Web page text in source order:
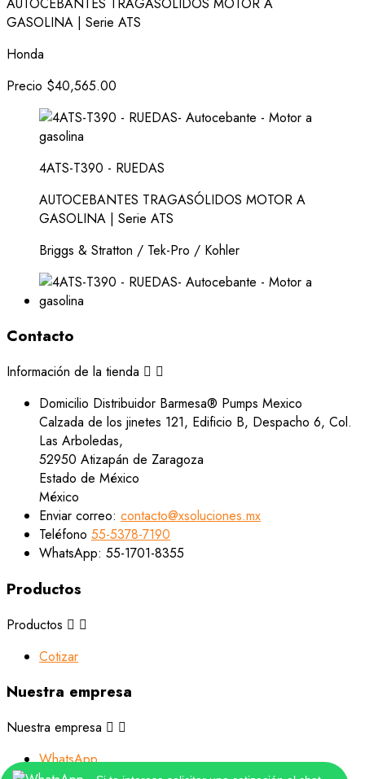
GASOLINA | Serie ATS
Honda
Precio $40,565.00
4ATS-T390 - RUEDAS
AUTOCEBANTES TRAGASÓLIDOS MOTOR A
GASOLINA | Serie ATS
Briggs & Stratton / Tek-Pro / Kohler
Contacto
Información de la tienda  
Domicilio Distribuidor Barmesa® Pumps Mexico
Calzada de los jinetes 121, Edificio B, Despacho 6, Col.
Las Arboledas,
52950 Atizapán de Zaragoza
Estado de México
México
Enviar correo: contacto@xsoluciones.mx
Teléfono 55-5378-7190
WhatsApp: 55-1701-8355
Productos
Productos  
Cotizar
Nuestra empresa
Nuestra empresa  
WhatsApp